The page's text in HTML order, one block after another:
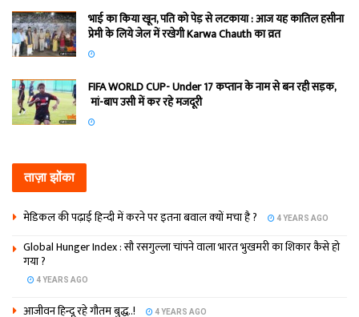
भाई का किया खून, पति को पेड़ से लटकाया : आज यह कातिल हसीना
प्रेमी के लिये जेल में रखेगी Karwa Chauth का व्रत
FIFA WORLD CUP- Under 17 कप्‍तान के नाम से बन रही सड़क,
मां-बाप उसी में कर रहे मजदूरी
ताज़ा झोंका
मेडिकल की पढ़ाई हिन्‍दी में करने पर इतना बवाल क्‍यों मचा है ? 4 YEARS AGO
Global Hunger Index : सौ रसगुल्‍ला चांपने वाला भारत भुखमरी का शिकार कैसे हो
गया ?
4 YEARS AGO
आजीवन हिन्दू रहे गौतम बुद्ध..! 4 YEARS AGO